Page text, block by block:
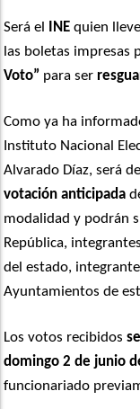
Será el INE quien
las boletas impresas
Voto” para ser
Como ya ha
Instituto Nacional
Alvarado Díaz, será
votación anticipada
modalidad y podrán
República,
del estado,
Ayuntamientos de
Los votos recibidos
domingo 2 de junio
funcionariado